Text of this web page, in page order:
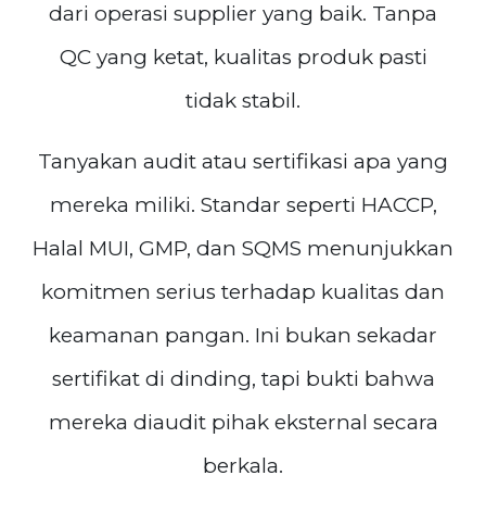
dari operasi supplier yang baik. Tanpa
QC yang ketat, kualitas produk pasti
tidak stabil.
Tanyakan audit atau sertifikasi apa yang
mereka miliki. Standar seperti HACCP,
Halal MUI, GMP, dan SQMS menunjukkan
komitmen serius terhadap kualitas dan
keamanan pangan. Ini bukan sekadar
sertifikat di dinding, tapi bukti bahwa
mereka diaudit pihak eksternal secara
berkala.